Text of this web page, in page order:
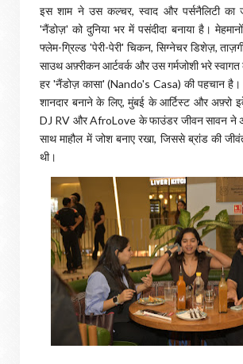
इस शाम ने उस कल्चर, स्वाद और पर्सनैलिटी का
'नैंडोज़' को दुनिया भर में पसंदीदा बनाया है।
फ्लेम-ग्रिल्ड 'पेरी-पेरी' चिकन, सिग्नेचर डिशेज़,
साउथ अफ़्रीकन आर्टवर्क और उस गर्मजोशी भरे
हर 'नैंडोज़ कासा' (Nando's Casa) की पहचान
शानदार बनाने के लिए, मुंबई के आर्टिस्ट और अफ़्रो
DJ RV और AfroLove के फाउंडर जीवन सावन ने
साथ माहौल में जोश बनाए रखा, जिससे ब्रांड की
थी।